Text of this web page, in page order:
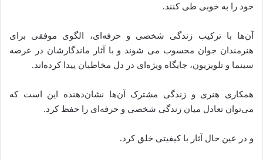
خود را به خوبی طی کنند.
آن‌ها با ترکیب زندگی شخصی و حرفه‌ای، الگوی موفقی برای
هنرمندان جوان محسوب می‌ شوند و با آثار ماندگارشان در عرصه
سینما و تلویزیون، جایگاه ویژه‌ای در دل مخاطبان پیدا کرده‌اند.
همکاری هنری و زندگی مشترک آن‌ها نشان‌دهنده این است که
می‌توان تعادل میان زندگی شخصی و حرفه‌ای را حفظ کرد.
و در عین حال آثار با کیفیتی خلق کرد.